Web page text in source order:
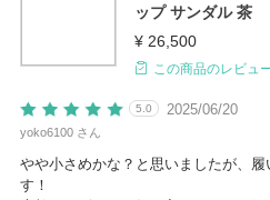
ップ サンダル 茶
¥ 26,500
この商品のレビュ
2025/06/20
5.0
yoko6100 さん
やや小さめかな？と思いましたが、
す！